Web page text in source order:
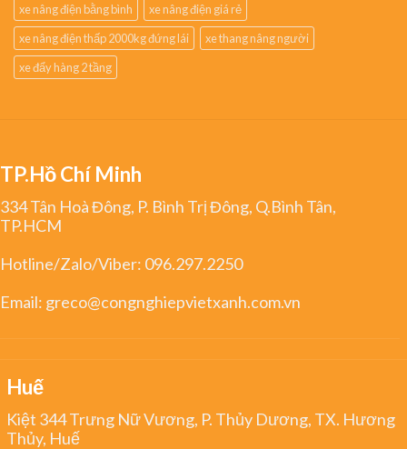
xe nâng điện bằng bình
xe nâng điện giá rẻ
xe nâng điện thấp 2000kg đứng lái
xe thang nâng người
xe đẩy hàng 2 tầng
TP.Hồ Chí Minh
334 Tân Hoà Đông, P. Bình Trị Đông, Q.Bình Tân,
TP.HCM
Hotline/Zalo/Viber: 096.297.2250
Email: greco@congnghiepvietxanh.com.vn
Huế
Kiệt 344 Trưng Nữ Vương, P. Thủy Dương, TX. Hương
Thủy, Huế